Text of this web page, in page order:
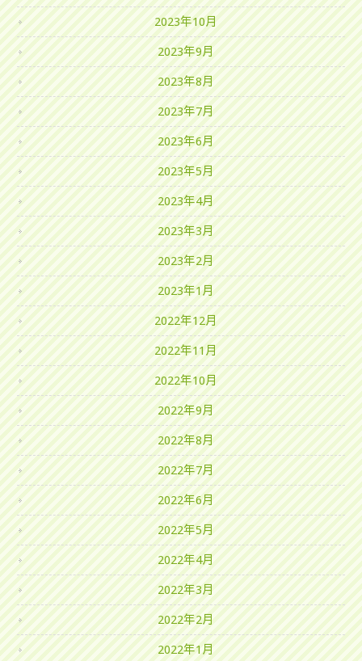
2023年10月
2023年9月
2023年8月
2023年7月
2023年6月
2023年5月
2023年4月
2023年3月
2023年2月
2023年1月
2022年12月
2022年11月
2022年10月
2022年9月
2022年8月
2022年7月
2022年6月
2022年5月
2022年4月
2022年3月
2022年2月
2022年1月